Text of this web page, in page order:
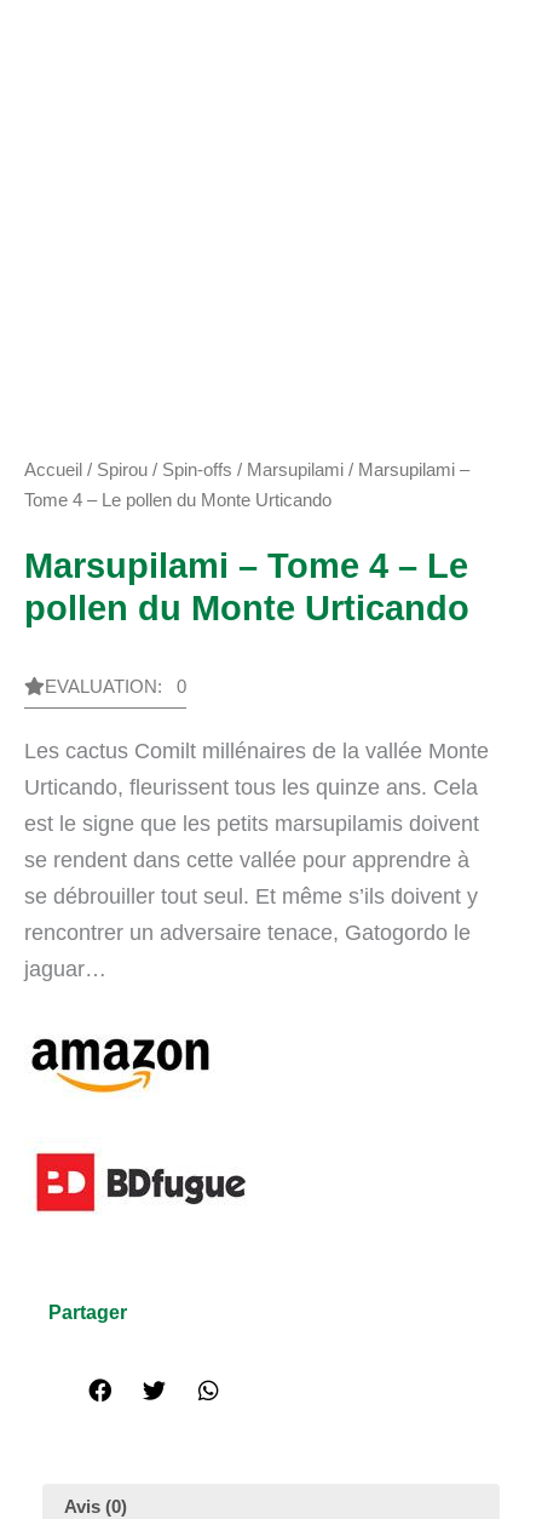
Accueil / Spirou / Spin-offs / Marsupilami / Marsupilami –
Tome 4 – Le pollen du Monte Urticando
Marsupilami – Tome 4 – Le
pollen du Monte Urticando
EVALUATION: 0
Les cactus Comilt millénaires de la vallée Monte
Urticando, fleurissent tous les quinze ans. Cela
est le signe que les petits marsupilamis doivent
se rendent dans cette vallée pour apprendre à
se débrouiller tout seul. Et même s’ils doivent y
rencontrer un adversaire tenace, Gatogordo le
jaguar…
Partager
Avis (0)